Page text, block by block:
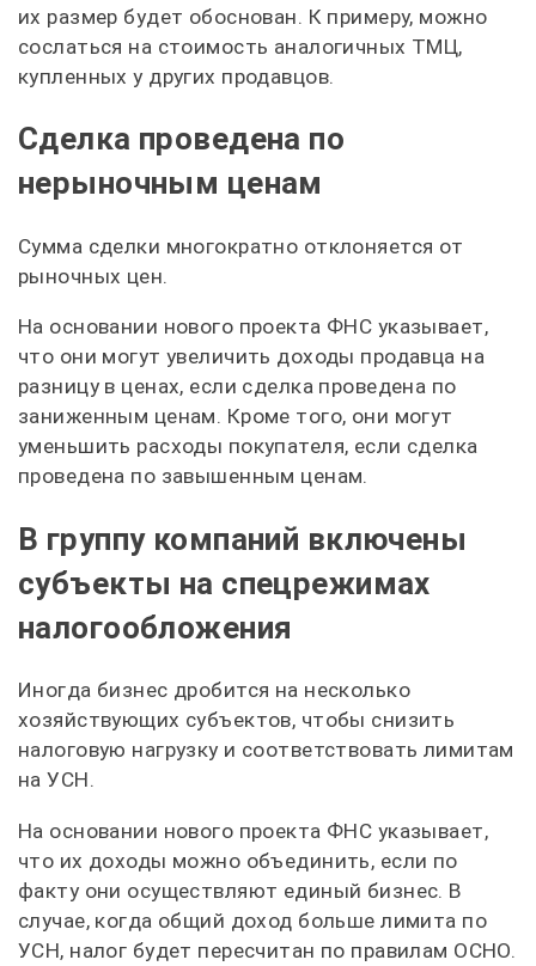
их размер будет обоснован. К примеру, можно
сослаться на стоимость аналогичных ТМЦ,
купленных у других продавцов.
Сделка проведена по
нерыночным ценам
Сумма сделки многократно отклоняется от
рыночных цен.
На основании нового проекта ФНС указывает,
что они могут увеличить доходы продавца на
разницу в ценах, если сделка проведена по
заниженным ценам. Кроме того, они могут
уменьшить расходы покупателя, если сделка
проведена по завышенным ценам.
В группу компаний включены
субъекты на спецрежимах
налогообложения
Иногда бизнес дробится на несколько
хозяйствующих субъектов, чтобы снизить
налоговую нагрузку и соответствовать лимитам
на УСН.
На основании нового проекта ФНС указывает,
что их доходы можно объединить, если по
факту они осуществляют единый бизнес. В
случае, когда общий доход больше лимита по
УСН, налог будет пересчитан по правилам ОСНО.